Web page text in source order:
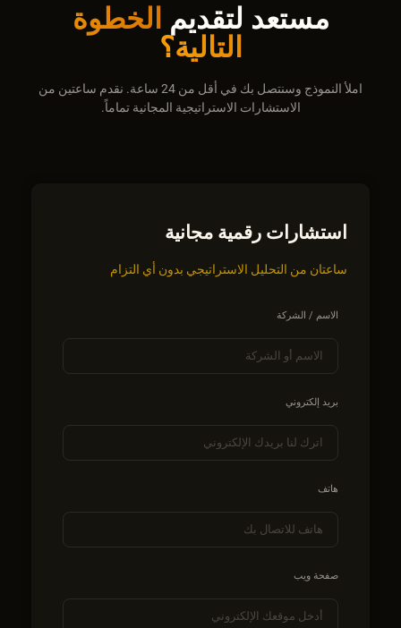
مستعد لتقديم الخطوة
التالية؟
املأ النموذج وسنتصل بك في أقل من 24 ساعة. نقدم ساعتين من
الاستشارات الاستراتيجية المجانية تماماً.
استشارات رقمية مجانية
ساعتان من التحليل الاستراتيجي بدون أي التزام
الاسم / الشركة
بريد إلكتروني
هاتف
صفحة ويب